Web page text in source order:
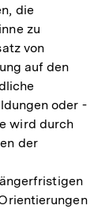
die
zu
von
auf den
oder -
wird durch
der